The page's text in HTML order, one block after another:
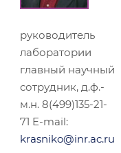
руководитель
лаборатории
главный научный
сотрудник, д.ф.-
м.н. 8(499)135-21-
71 E-mail:
krasniko@inr.ac.ru